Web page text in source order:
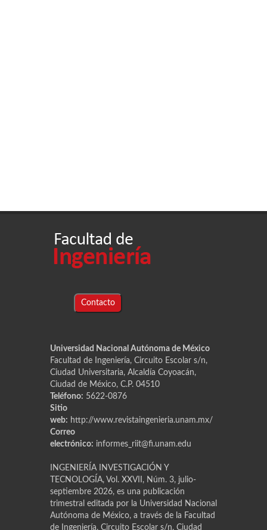
Contacto
Universidad Nacional Autónoma de México
Facultad de Ingeniería, Circuito Escolar s/n,
Ciudad Universitaria, Alcaldía Coyoacán,
Ciudad de México, C.P. 04510
Teléfono: 5622-0876
Sitio
web: http://www.revistaingenieria.unam.mx/
Correo
electrónico: informes_riit@fi.unam.edu
INGENIERÍA INVESTIGACIÓN Y
TECNOLOGÍA, Vol. XXVII, Núm. 3, julio-
septiembre 2026, es una publicación
trimestral editada por la Universidad Nacional
Autónoma de México, a través de la Facultad
de Ingeniería, Circuito Escolar s/n, Ciudad